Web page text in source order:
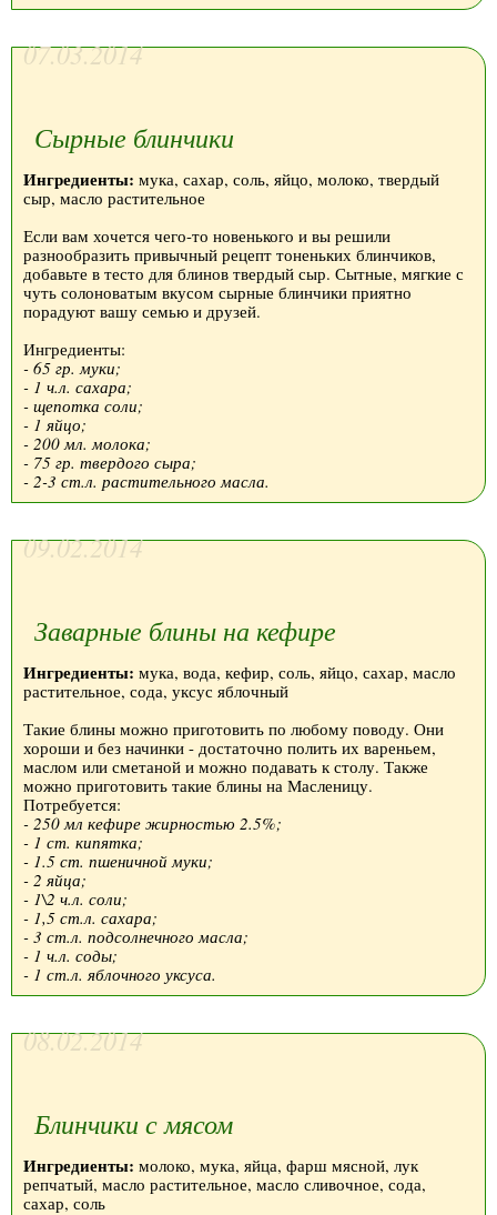
07.03.2014
Сырные блинчики
Ингредиенты: мука, сахар, соль, яйцо, молоко, твердый
сыр, масло растительное
Если вам хочется чего-то новенького и вы решили
разнообразить привычный рецепт тоненьких блинчиков,
добавьте в тесто для блинов твердый сыр. Сытные, мягкие с
чуть солоноватым вкусом сырные блинчики приятно
порадуют вашу семью и друзей.
Ингредиенты:
- 65 гр. муки;
- 1 ч.л. сахара;
- щепотка соли;
- 1 яйцо;
- 200 мл. молока;
- 75 гр. твердого сыра;
- 2-3 ст.л. растительного масла.
09.02.2014
Заварные блины на кефире
Ингредиенты: мука, вода, кефир, соль, яйцо, сахар, масло
растительное, сода, уксус яблочный
Такие блины можно приготовить по любому поводу. Они
хороши и без начинки - достаточно полить их вареньем,
маслом или сметаной и можно подавать к столу. Также
можно приготовить такие блины на Масленицу.
Потребуется:
- 250 мл кефире жирностью 2.5%;
- 1 ст. кипятка;
- 1.5 ст. пшеничной муки;
- 2 яйца;
- 1\2 ч.л. соли;
- 1,5 ст.л. сахара;
- 3 ст.л. подсолнечного масла;
- 1 ч.л. соды;
- 1 ст.л. яблочного уксуса.
08.02.2014
Блинчики с мясом
Ингредиенты: молоко, мука, яйца, фарш мясной, лук
репчатый, масло растительное, масло сливочное, сода,
сахар, соль